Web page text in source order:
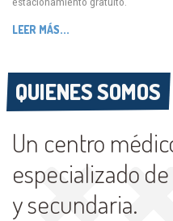
LEER MÁS...
QUIENES SOMOS
QUIENES SOMOS
Un centro
especializado
y secundaria.